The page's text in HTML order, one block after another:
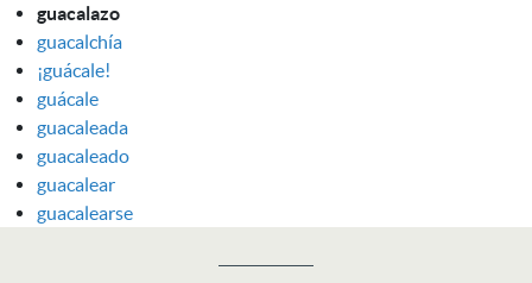
guacalazo
guacalchía
¡guácale!
guácale
guacaleada
guacaleado
guacalear
guacalearse